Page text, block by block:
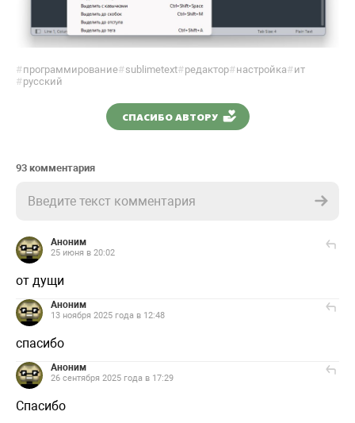
#программирование#sublimetext#редактор#настройка#ит
#русский
СПАСИБО АВТОРУ
93 комментария
Введите текст комментария
Аноним
25 июня в 20:02
от дущи
Аноним
13 ноября 2025 года в 12:48
спасибо
Аноним
26 сентября 2025 года в 17:29
Спасибо